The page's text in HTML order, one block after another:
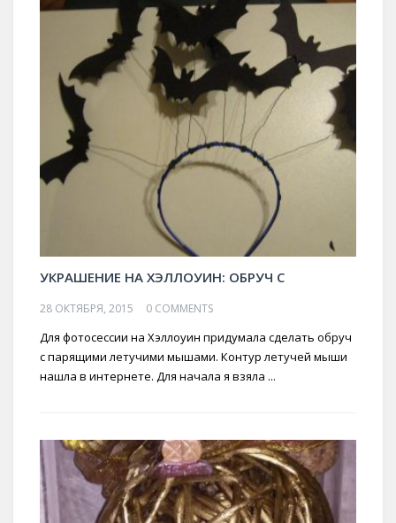
УКРАШЕНИЕ НА ХЭЛЛОУИН: ОБРУЧ С
28 ОКТЯБРЯ, 2015 0 COMMENTS
Для фотосессии на Хэллоуин придумала сделать обруч
с парящими летучими мышами. Контур летучей мыши
нашла в интернете. Для начала я взяла ...